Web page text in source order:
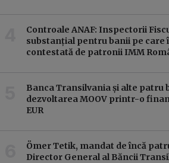
Controale ANAF: Inspectorii
substanțial pentru banii pe care
contestată de patronii IMM
Banca Transilvania și alte patru
dezvoltarea MOOV printr-o
EUR
Ömer Tetik, mandat de încă
Director General al Băncii